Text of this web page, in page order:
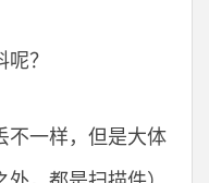
？
不一样，但是大体